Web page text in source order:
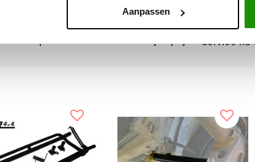
Aanpassen
producten voor een eerlijke prijs Service na